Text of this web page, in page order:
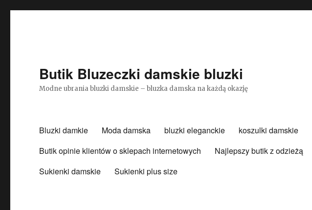
Butik Bluzeczki damskie bluzki
Modne ubrania bluzki damskie – bluzka damska na każdą okazję
Bluzki damkie Moda damska bluzki eleganckie koszulki damskie
Butik opinie klientów o sklepach internetowych
Najlepszy butik z odzieżą
Sukienki damskie
Sukienki plus size